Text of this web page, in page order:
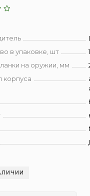
в упаковке, шт
1
на оружии, мм
корпуса